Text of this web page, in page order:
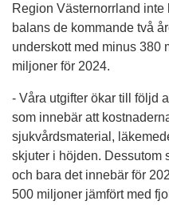
Region Västernorrland
balans de kommande två
underskott med minus 380
miljoner för 2024.
- Våra utgifter ökar till följd
som innebär att
sjukvårdsmaterial,
skjuter i höjden. Dessutom
och bara det innebär för
500 miljoner jämfört med